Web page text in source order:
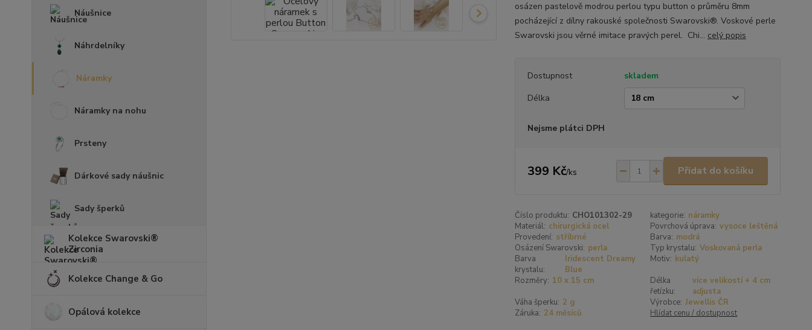
Náušnice
Náhrdelníky
Náramky
Náramky na nohu
Prsteny
Dárkové sady náušnic
Sady šperků
Kolekce Swarovski®
Zirconia
Kolekce Change & Go
Opálová kolekce
osázen pastelově modrou perlou typu button o průměru 8mm
pocházející z dílny rakouské společnosti Swarovski®. Voskové perle
Swarovski jsou věrné imitace pravých perel. Chi... celý popis
Dostupnost
skladem
Délka
Nejsme plátci DPH
399 Kč/ks Přidat do košíku
Číslo produktu: CHO101302-29 kategorie: náramky
Materiál: chirurgická ocel Povrchová úprava: vysoce leštěná
Provedení: stříbrné Barva: modrá
Osázení Swarovski: perla Typ krystalu: Voskovaná perla
Barva
krystalu:
Iridescent Dreamy
Blue
Motiv: kulatý
Rozměry: 10 x 15 cm
Délka
řetízku:
více velikostí + 4 cm
adjusta
Váha šperku: 2 g Výrobce: Jewellis ČR
Záruka: 24 měsíců Hlídat cenu / dostupnost